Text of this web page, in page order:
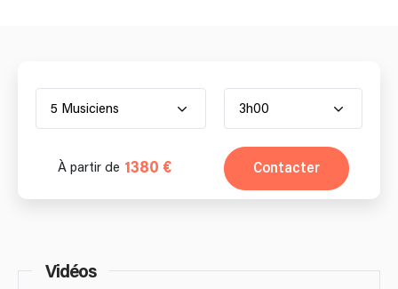
5 Musiciens 3h00
À partir de 1380 € Contacter
Vidéos